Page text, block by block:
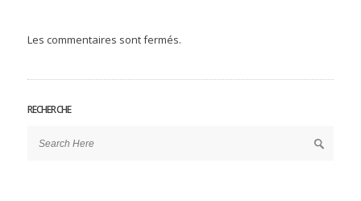
Les commentaires sont fermés.
RECHERCHE